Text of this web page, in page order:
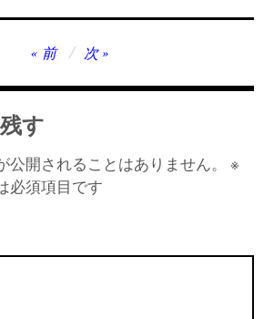
前 次
す
公開されることはありません。
※
必須項目です